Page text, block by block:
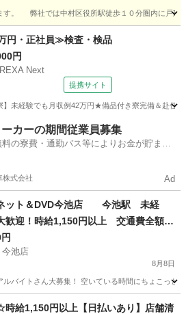
す。 弊社では中村区役所駅徒歩１０分圏内に
清掃 スタッフ
円・正社員≫検査・検品
円
Next
提携サイト
】未経験でも月収例42万円★備品付き寮完備＆赴
その他
カーの期間従業員募集
の寮費・通勤バス等によりお金が貯まり
株式会社 Ad
ット＆DVD今池店 今池駅 未経
歓迎！時給1,150円以上 交通費全額支
自由 日払い、週払いOK！ 店舗内
イト 1日4時間以上 週1日からOK
池店
8月8日
バイトさん大募集！ 空いている時間にちょこっ
清掃 フリーダイヤル
給1,150円以上【日払いあり】店舗清